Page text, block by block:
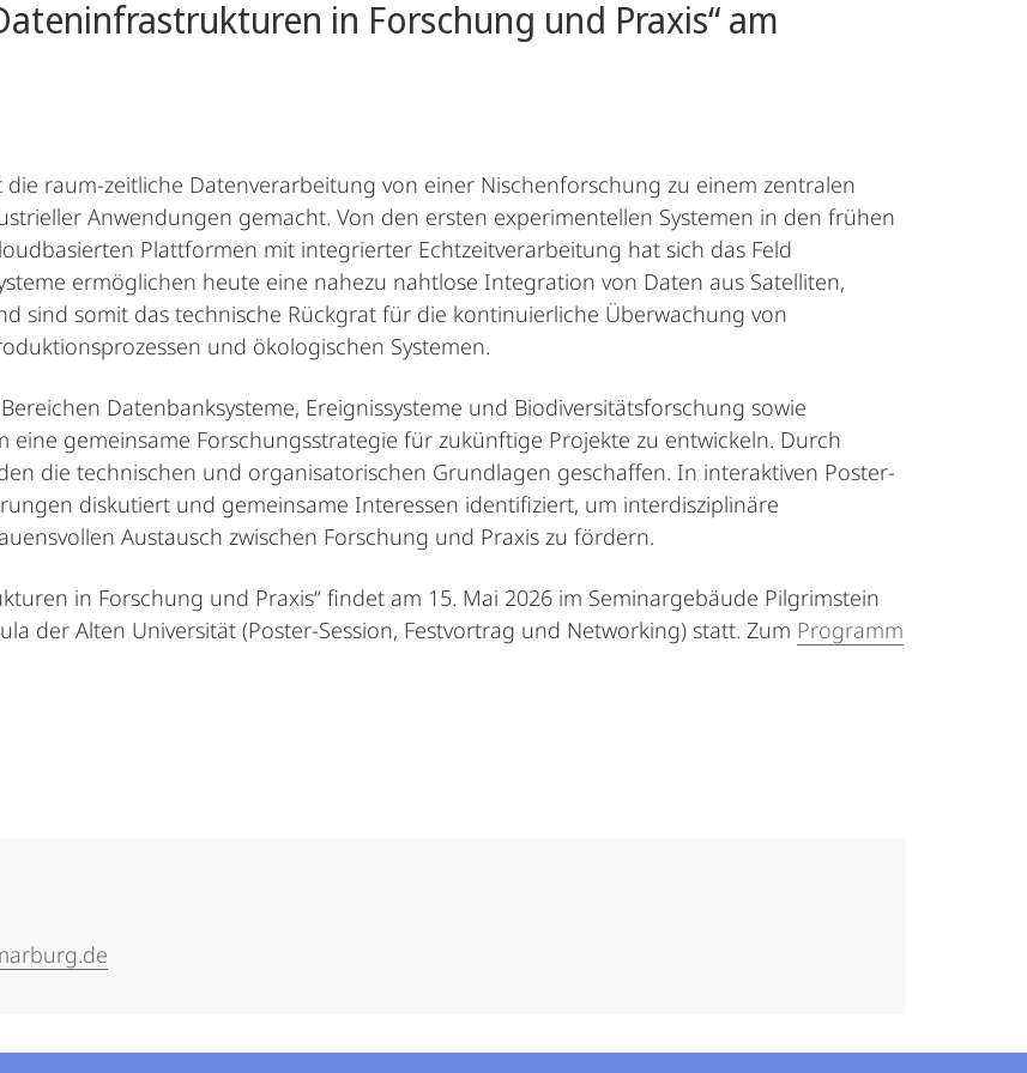
in Forschung und Praxis“ am
raum-zeitliche Datenverarbeitung von einer Nischenforschung zu einem zentralen
Anwendungen gemacht. Von den ersten experimentellen Systemen in den frühen
Plattformen mit integrierter Echtzeitverarbeitung hat sich das Feld
ermöglichen heute eine nahezu nahtlose Integration von Daten aus Satelliten,
sind somit das technische Rückgrat für die kontinuierliche Überwachung von
und ökologischen Systemen.
Datenbanksysteme, Ereignissysteme und Biodiversitätsforschung sowie
eine gemeinsame Forschungsstrategie für zukünftige Projekte zu entwickeln. Durch
die technischen und organisatorischen Grundlagen geschaffen. In interaktiven Poster-
diskutiert und gemeinsame Interessen identifiziert, um interdisziplinäre
Austausch zwischen Forschung und Praxis zu fördern.
in Forschung und Praxis“ findet am 15. Mai 2026 im Seminargebäude Pilgrimstein
der Alten Universität (Poster-Session, Festvortrag und Networking) statt. Zum Programm